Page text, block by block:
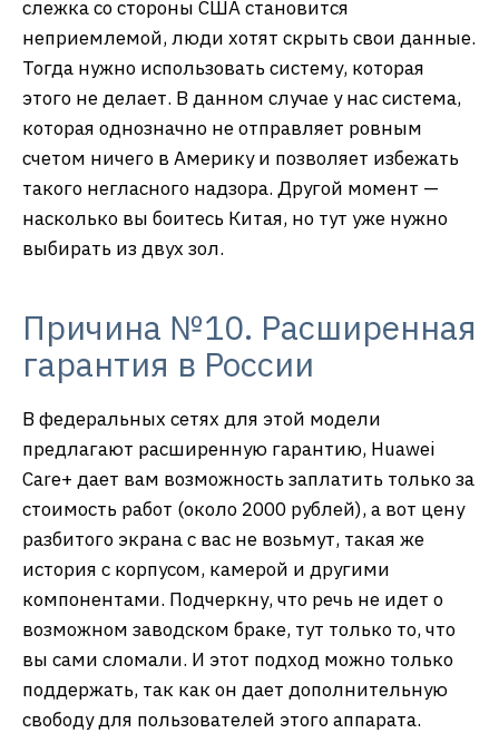
слежка со стороны США становится
неприемлемой, люди хотят скрыть свои данные.
Тогда нужно использовать систему, которая
этого не делает. В данном случае у нас система,
которая однозначно не отправляет ровным
счетом ничего в Америку и позволяет избежать
такого негласного надзора. Другой момент —
насколько вы боитесь Китая, но тут уже нужно
выбирать из двух зол.
Причина №10. Расширенная
гарантия в России
В федеральных сетях для этой модели
предлагают расширенную гарантию, Huawei
Care+ дает вам возможность заплатить только за
стоимость работ (около 2000 рублей), а вот цену
разбитого экрана с вас не возьмут, такая же
история с корпусом, камерой и другими
компонентами. Подчеркну, что речь не идет о
возможном заводском браке, тут только то, что
вы сами сломали. И этот подход можно только
поддержать, так как он дает дополнительную
свободу для пользователей этого аппарата.